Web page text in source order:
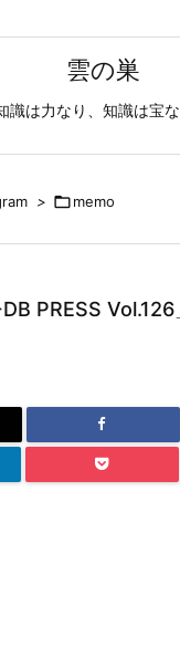
雲の巣
識は力なり、知識は宝な
> memo
PRESS Vol.126